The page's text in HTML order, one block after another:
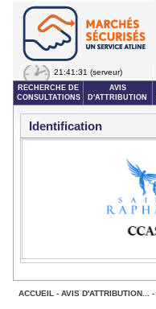
21:41:31 (serveur)
RECHERCHE DE
CONSULTATIONS
AVIS
D'ATTRIBUTION
Identification
ACCUEIL - AVIS D'ATTRIBUTION... -